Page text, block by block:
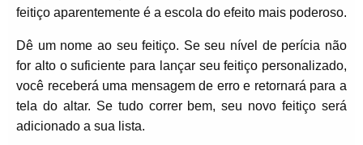
feitiço aparentemente é a escola do efeito mais poderoso.
Dê um nome ao seu feitiço. Se seu nível de perícia não
for alto o suficiente para lançar seu feitiço personalizado,
você receberá uma mensagem de erro e retornará para a
tela do altar. Se tudo correr bem, seu novo feitiço será
adicionado a sua lista.